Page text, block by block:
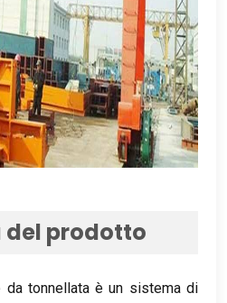
prodotto
da tonnellata è un sistema di